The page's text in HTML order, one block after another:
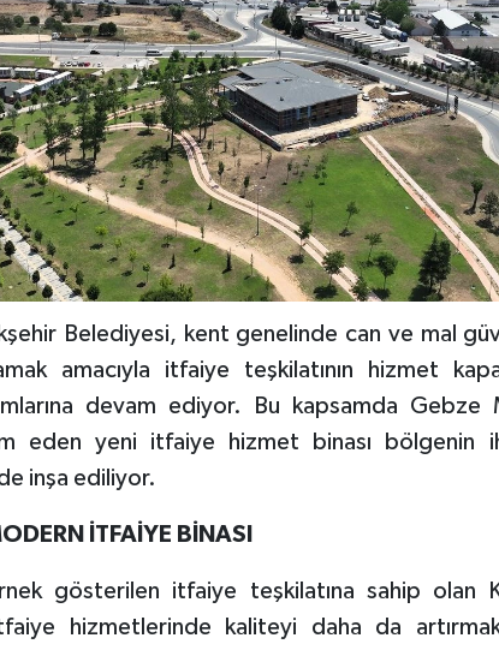
Belediyesi, kent genelinde can ve mal
amacıyla itfaiye teşkilatının hizmet
devam ediyor. Bu kapsamda Gebze
eden yeni itfaiye hizmet binası bölgenin
inşa ediliyor.
İTFAİYE BİNASI
gösterilen itfaiye teşkilatına sahip olan
hizmetlerinde kaliteyi daha da